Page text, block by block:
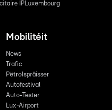
IPLuxembourg
Mobilitéit
News
Trafic
Pëtrolspräisser
Autofestival
Auto-Tester
Lux-Airport